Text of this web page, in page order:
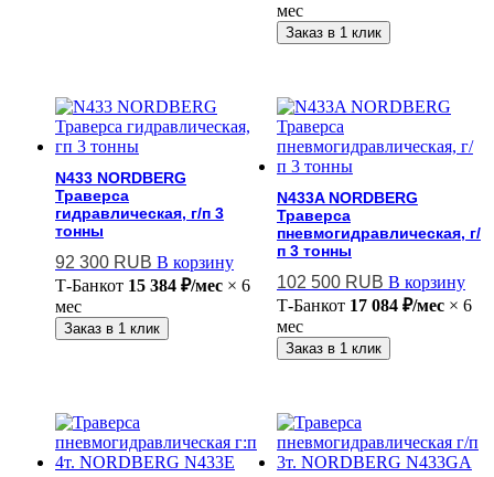
мес
Заказ в 1 клик
N433 NORDBERG
Траверса
гидравлическая, г/п 3
тонны
92 300 RUB В корзину
Т-Банкот 15 384 ₽/мес × 6
мес
Заказ в 1 клик
N433A NORDBERG
Траверса
пневмогидравлическая, г/
п 3 тонны
102 500 RUB В корзину
Т-Банкот 17 084 ₽/мес× 6
мес
Заказ в 1 клик